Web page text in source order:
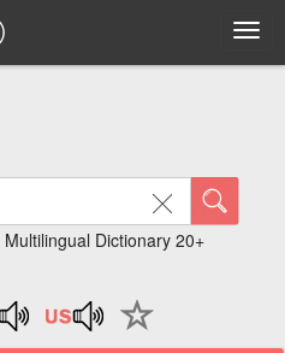
Dictionary 20+